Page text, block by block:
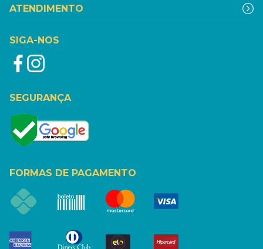
ATENDIMENTO
SIGA-NOS
SEGURANÇA
FORMAS DE PAGAMENTO